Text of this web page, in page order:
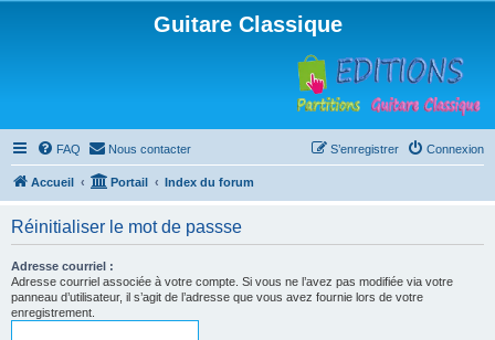
Guitare Classique
FAQ Nous contacter Connexion
S’enregistrer
Accueil Portail Index du forum
Réinitialiser le mot de passse
Adresse courriel :
Adresse courriel associée à votre compte. Si vous ne l’avez pas modifiée via votre
panneau d’utilisateur, il s’agit de l’adresse que vous avez fournie lors de votre
enregistrement.